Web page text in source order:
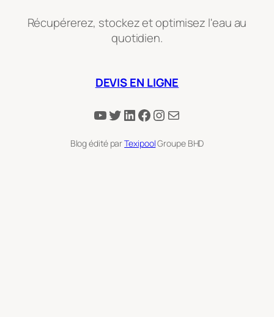
Récupérerez, stockez et optimisez l'eau au
quotidien.
DEVIS EN LIGNE
YouTube
Twitter
LinkedIn
Facebook
Instagram
E-mail
Blog édité parTexipoolGroupe BHD